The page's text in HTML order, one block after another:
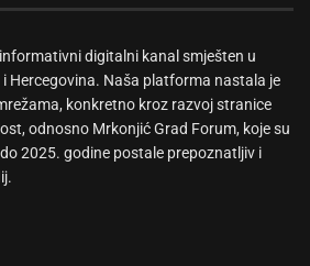
digitalni kanal smješten u
i Hercegovina. Naša platforma nastala je
konkretno kroz razvoj stranice
odnosno Mrkonjić Grad Forum, koje su
2025. godine postale prepoznatljiv i